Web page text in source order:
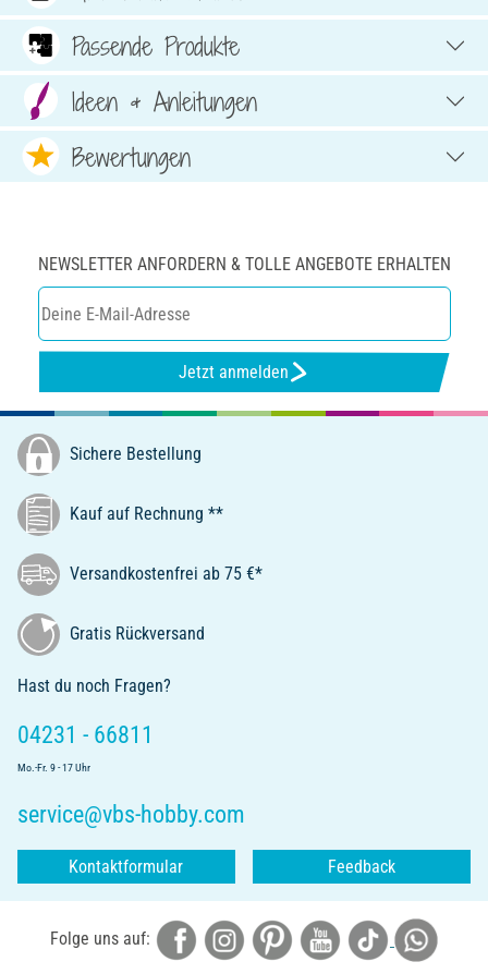
Passende Produkte
Ideen & Anleitungen
Bewertungen
NEWSLETTER ANFORDERN & TOLLE ANGEBOTE ERHALTEN
Jetzt anmelden
Sichere Bestellung
Kauf auf Rechnung **
Versandkostenfrei ab 75 €*
Gratis Rückversand
Hast du noch Fragen?
04231 - 66811
Mo.-Fr. 9 - 17 Uhr
service@vbs-hobby.com
Kontaktformular Feedback
Folge uns auf: